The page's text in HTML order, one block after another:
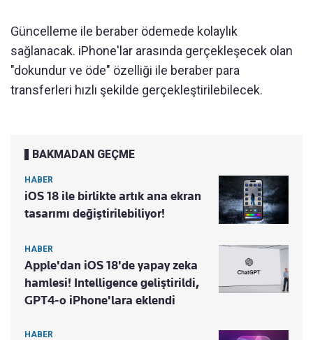
Güncelleme ile beraber ödemede kolaylık
sağlanacak. iPhone'lar arasında gerçekleşecek olan
"dokundur ve öde" özelliği ile beraber para
transferleri hızlı şekilde gerçekleştirilebilecek.
BAKMADAN GEÇME
HABER
iOS 18 ile birlikte artık ana ekran
tasarımı değiştirilebiliyor!
HABER
Apple'dan iOS 18'de yapay zeka
hamlesi! Intelligence geliştirildi,
GPT4-o iPhone'lara eklendi
HABER